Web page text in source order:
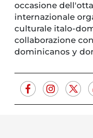
occasione
internazionale
culturale italo-
collaborazione
dominicanos y